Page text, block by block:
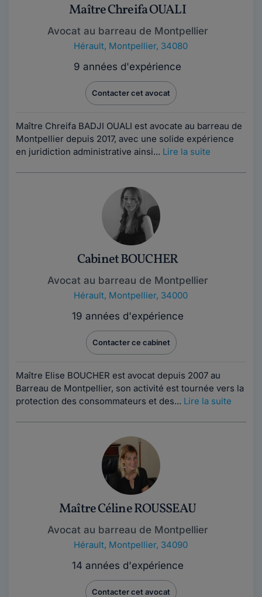
Maître Chreifa OUALI
Avocat au barreau de Montpellier
Hérault, Montpellier, 34080
9 années d'expérience
Contacter cet avocat
Maître Chreifa BADJI OUALI est avocate au barreau de
Montpellier depuis 2017, avec une solide expérience
en juridiction administrative ainsi... Lire la suite
Cabinet BOUCHER
Avocat au barreau de Montpellier
Hérault, Montpellier, 34000
19 années d'expérience
Contacter ce cabinet
Maître Elise BOUCHER est avocat depuis 2007 au
Barreau de Montpellier, son activité est tournée vers la
protection des consommateurs et des... Lire la suite
Maître Céline ROUSSEAU
Avocat au barreau de Montpellier
Hérault, Montpellier, 34090
14 années d'expérience
Contacter cet avocat